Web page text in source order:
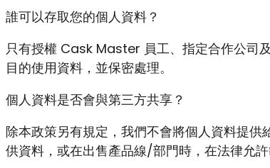
誰可以存取您的個人資料？
只有授權 Cask Master 員工、指定合作公司
目的使用資料，並保密處理。
個人資料是否會與第三方共享？
除本政策另有規定，我們不會將個人資料提
供資料，或在出售產品線/部門時，在法律允許